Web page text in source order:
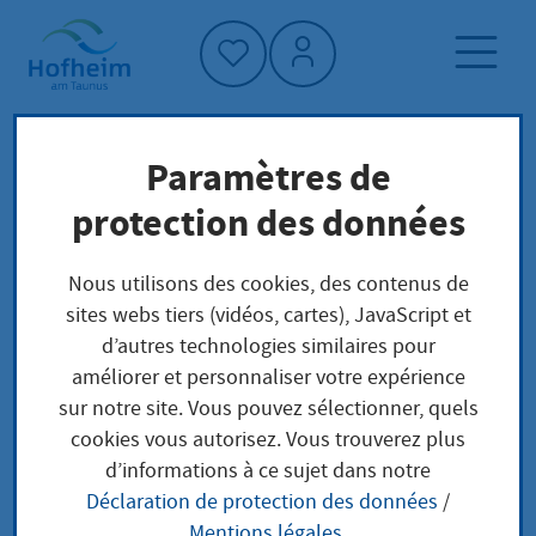
Accueil"
Page d'accueil
Trouver un service
Préoccupations locales
Unterhaltsansprüche gegenüber einer im
Ausland lebenden Person verfolgen
Unterhaltsansprüche
gegenüber einer im
Paramètres de
protection des données
Nous utilisons des cookies, des contenus de
sites webs tiers (vidéos, cartes), JavaScript et
d’autres technologies similaires pour
améliorer et personnaliser votre expérience
sur notre site. Vous pouvez sélectionner, quels
cookies vous autorisez. Vous trouverez plus
d’informations à ce sujet dans notre
Déclaration de protection des données /